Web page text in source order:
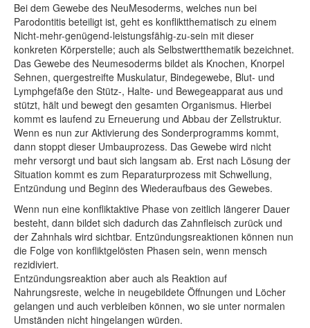
Bei dem Gewebe des NeuMesoderms, welches nun bei
Parodontitis beteiligt ist, geht es konfliktthematisch zu einem
Nicht-mehr-genügend-leistungsfähig-zu-sein mit dieser
konkreten Körperstelle; auch als Selbstwertthematik bezeichnet.
Das Gewebe des Neumesoderms bildet als Knochen, Knorpel
Sehnen, quergestreifte Muskulatur, Bindegewebe, Blut- und
Lymphgefäße den Stütz-, Halte- und Bewegeapparat aus und
stützt, hält und bewegt den gesamten Organismus. Hierbei
kommt es laufend zu Erneuerung und Abbau der Zellstruktur.
Wenn es nun zur Aktivierung des Sonderprogramms kommt,
dann stoppt dieser Umbauprozess. Das Gewebe wird nicht
mehr versorgt und baut sich langsam ab. Erst nach Lösung der
Situation kommt es zum Reparaturprozess mit Schwellung,
Entzündung und Beginn des Wiederaufbaus des Gewebes.
Wenn nun eine konfliktaktive Phase von zeitlich längerer Dauer
besteht, dann bildet sich dadurch das Zahnfleisch zurück und
der Zahnhals wird sichtbar. Entzündungsreaktionen können nun
die Folge von konfliktgelösten Phasen sein, wenn mensch
rezidiviert.
Entzündungsreaktion aber auch als Reaktion auf
Nahrungsreste, welche in neugebildete Öffnungen und Löcher
gelangen und auch verbleiben können, wo sie unter normalen
Umständen nicht hingelangen würden.